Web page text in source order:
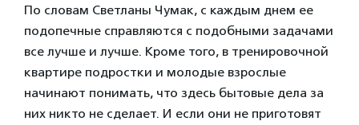
По словам Светланы Чумак, с каждым днем ее
подопечные справляются с подобными задачами
все лучше и лучше. Кроме того, в тренировочной
квартире подростки и молодые взрослые
начинают понимать, что здесь бытовые дела за
них никто не сделает. И если они не приготовят